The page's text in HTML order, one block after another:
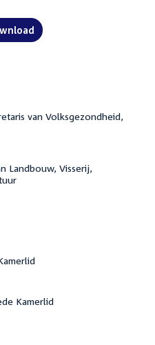
van Volksgezondheid,
Landbouw, Visserij,
Kamerlid